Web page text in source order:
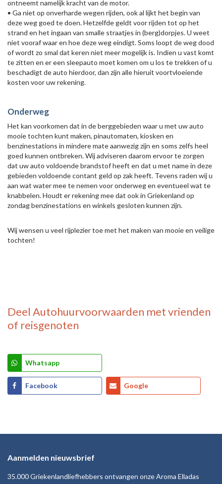
ontneemt namelijk kracht van de motor.
• Ga niet op onverharde wegen rijden, ook al lijkt het begin van
deze weg goed te doen. Hetzelfde geldt voor rijden tot op het
strand en het ingaan van smalle straatjes in (berg)dorpjes. U weet
niet vooraf waar en hoe deze weg eindigt. Soms loopt de weg dood
of wordt zo smal dat keren niet meer mogelijk is. Indien u vast komt
te zitten en er een sleepauto moet komen om u los te trekken of u
beschadigt de auto hierdoor, dan zijn alle hieruit voortvloeiende
kosten voor uw rekening.
Onderweg
Het kan voorkomen dat in de berggebieden waar u met uw auto
mooie tochten kunt maken, pinautomaten, kiosken en
benzinestations in mindere mate aanwezig zijn en soms zelfs heel
goed kunnen ontbreken. Wij adviseren daarom ervoor te zorgen
dat uw auto voldoende brandstof heeft en dat u met name in deze
gebieden voldoende contant geld op zak heeft. Tevens raden wij u
aan wat water mee te nemen voor onderweg en eventueel wat te
knabbelen. Houdt er rekening mee dat ook in Griekenland op
zondag benzinestations en winkels gesloten kunnen zijn.
Wij wensen u veel rijplezier toe met het maken van mooie en veilige
tochten!
Deel Autohuurvoorwaarden met vrienden
of reisgenoten
Whatsapp
Facebook Google
Aanmelden nieuwsbrief
35.000 Griekenlandliefhebbers ontvangen onze Aroma Elladas